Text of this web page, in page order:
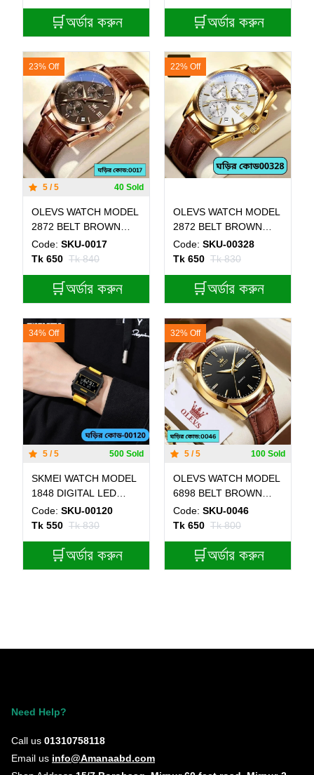
MAN WATCH
🛒অর্ডার করুন 🛒অর্ডার করুন
23% Off
5 / 5 40 Sold
OLEVS WATCH MODEL
2872 BELT BROWN
DIAL BROWN WATCH
FOR MEN + এক পিস ব্যাটারি
Code: SKU-0017
Tk 650 Tk 840
🛒অর্ডার করুন
22% Off
OLEVS WATCH MODEL
2872 BELT BROWN
ROUND GOLDEN DIAL
WHITE COLOUR + এক
Code: SKU-00328
Tk 650 Tk 830
🛒অর্ডার করুন
34% Off
5 / 5 500 Sold
SKMEI WATCH MODEL
1848 DIGITAL LED
WATCH - YELLOW
COOLER BELT
Code: SKU-00120
Tk 550 Tk 830
🛒অর্ডার করুন
32% Off
5 / 5 100 Sold
OLEVS WATCH MODEL
6898 BELT BROWN
DIAL BLACK COLOUR
WATCH FOR MEN
Code: SKU-0046
Tk 650 Tk 800
🛒অর্ডার করুন
Need Help?
Call us 01310758118
Email us info@Amanaabd.com